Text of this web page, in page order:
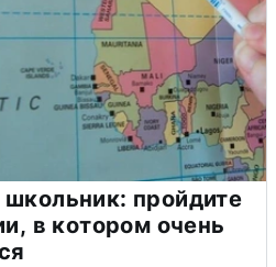
пройдите
в котором очень